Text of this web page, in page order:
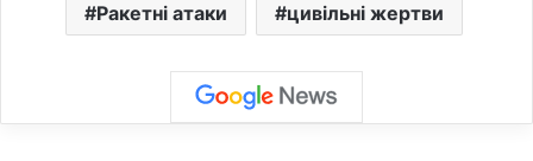
Ракетні атаки цивільні жертви